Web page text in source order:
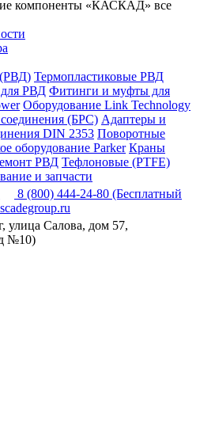
компоненты «КАСКАД» все
(РВД) Термопластиковые РВД
РВД Фитинги и муфты для
Оборудование Link Technology
(БРС) Адаптеры и
DIN 2353 Поворотные
оборудование Parker Краны
РВД Тефлоновые (PTFE)
и запчасти
8 (800) 444-24-80 (Бесплатный
улица Салова, дом 57,
№10)